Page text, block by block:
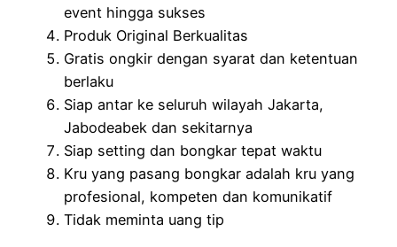
event hingga sukses
Produk Original Berkualitas
Gratis ongkir dengan syarat dan ketentuan
berlaku
Siap antar ke seluruh wilayah Jakarta,
Jabodeabek dan sekitarnya
Siap setting dan bongkar tepat waktu
Kru yang pasang bongkar adalah kru yang
profesional, kompeten dan komunikatif
Tidak meminta uang tip